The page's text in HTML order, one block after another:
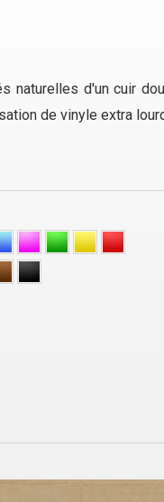
naturelles d'un cuir
de vinyle extra